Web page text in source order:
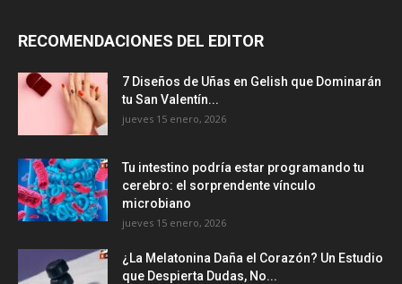
RECOMENDACIONES DEL EDITOR
7 Diseños de Uñas en Gelish que Dominarán
tu San Valentín...
jueves 15 enero, 2026
Tu intestino podría estar programando tu
cerebro: el sorprendente vínculo
microbiano
jueves 15 enero, 2026
¿La Melatonina Daña el Corazón? Un Estudio
que Despierta Dudas, No...